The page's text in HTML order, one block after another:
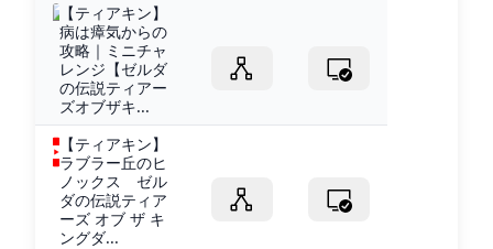
【ティアキン】
病は瘴気からの
攻略｜ミニチャ
レンジ【ゼルダ
の伝説ティアー
ズオブザキ...
【ティアキン】
ラブラー丘のヒ
ノックス ゼル
ダの伝説ティア
ーズ オブ ザ キ
ングダ...